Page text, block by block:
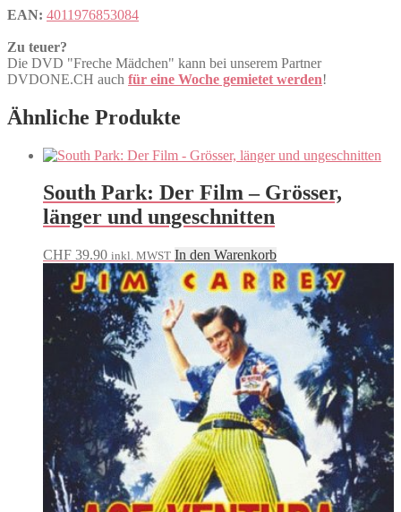
EAN: 4011976853084
Zu teuer?
Die DVD "Freche Mädchen" kann bei unserem Partner
DVDONE.CH auch für eine Woche gemietet werden!
Ähnliche Produkte
South Park: Der Film – Grösser,
länger und ungeschnitten
CHF 39.90 inkl. MWST In den Warenkorb